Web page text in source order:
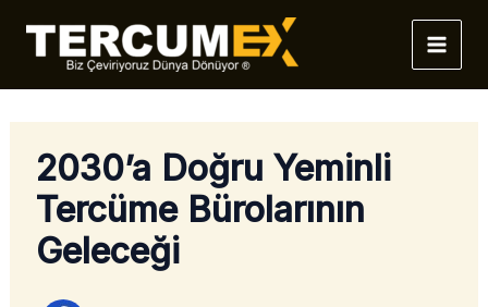
atla
2030’a Doğru Yeminli
Tercüme Bürolarının
Geleceği